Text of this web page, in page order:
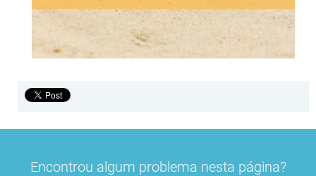
Encontrou algum problema nesta página?